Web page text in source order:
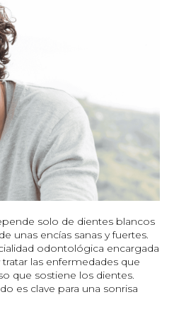
solo de dientes blancos
unas encías sanas y fuertes.
odontológica encargada
las enfermedades que
que sostiene los dientes.
es clave para una sonrisa